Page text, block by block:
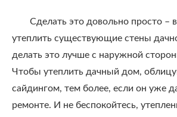
Сделать это довольно просто –
утеплить существующие стены
делать это лучше с наружной
Чтобы утеплить дачный дом,
сайдингом, тем более, если он уже
ремонте. И не беспокойтесь,